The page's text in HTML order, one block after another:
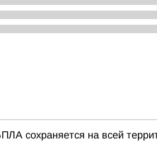
сохраняется на всей